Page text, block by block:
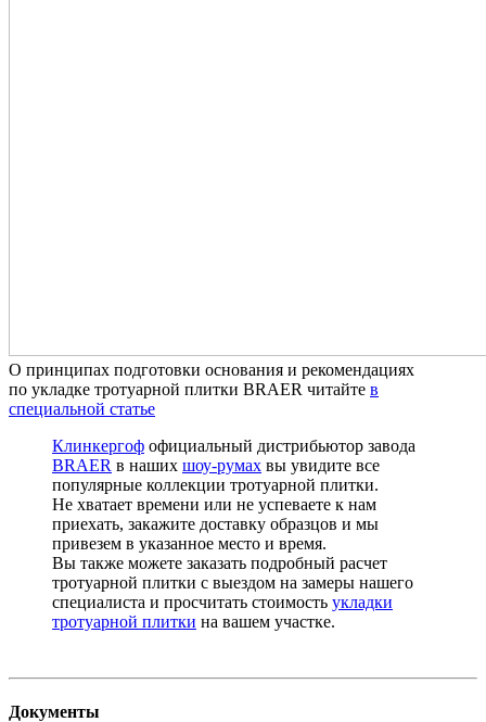
О принципах подготовки основания и рекомендациях
по укладке тротуарной плитки BRAER читайте в
специальной статье
Клинкергоф официальный дистрибьютор завода
BRAER в наших шоу-румах вы увидите все
популярные коллекции тротуарной плитки.
Не хватает времени или не успеваете к нам
приехать, закажите доставку образцов и мы
привезем в указанное место и время.
Вы также можете заказать подробный расчет
тротуарной плитки с выездом на замеры нашего
специалиста и просчитать стоимость укладки
тротуарной плитки на вашем участке.
Документы